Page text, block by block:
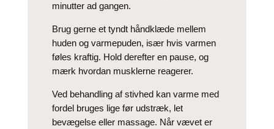
minutter ad gangen.
Brug gerne et tyndt håndklæde mellem
huden og varmepuden, især hvis varmen
føles kraftig. Hold derefter en pause, og
mærk hvordan musklerne reagerer.
Ved behandling af stivhed kan varme med
fordel bruges lige før udstræk, let
bevægelse eller massage. Når vævet er